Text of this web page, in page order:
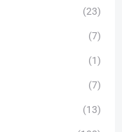
(23)
(7)
(1)
(7)
(13)